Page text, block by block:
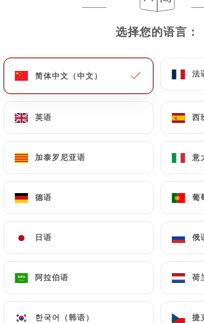
选择您的语言：
简体中文（中文） 法
英语 西
加泰罗尼亚语 意
德语 葡
日语 俄
阿拉伯语 荷
한국어（韩语） 捷
Poulet Tikka
选择您的语言：
简体中文（中文） 法
英语 西
加泰罗尼亚语 意
德语 葡
日语 俄
阿拉伯语 荷
한국어（韩语） 捷